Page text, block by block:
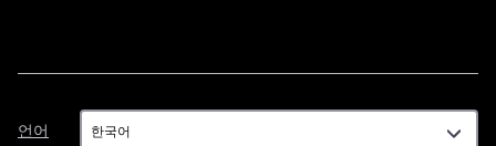
언어
언
어